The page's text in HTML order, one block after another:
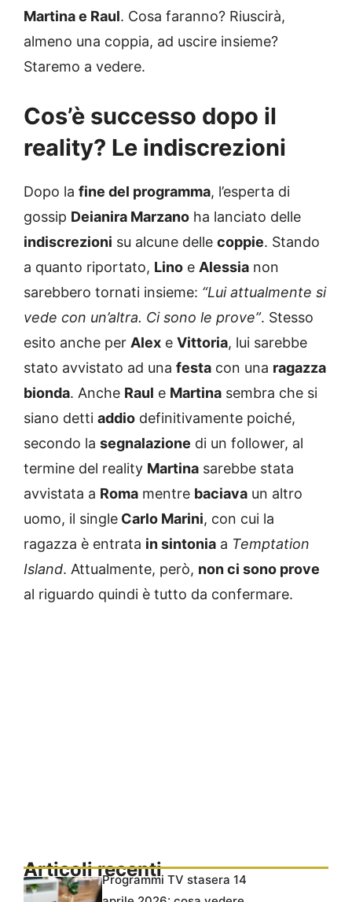
Martina e Raul. Cosa faranno? Riuscirà,
almeno una coppia, ad uscire insieme?
Staremo a vedere.
Cos’è successo dopo il
reality? Le indiscrezioni
Dopo la fine del programma, l’esperta di
gossip Deianira Marzano ha lanciato delle
indiscrezioni su alcune delle coppie. Stando
a quanto riportato, Lino e Alessia non
sarebbero tornati insieme: “Lui attualmente si
vede con un’altra. Ci sono le prove”. Stesso
esito anche per Alex e Vittoria, lui sarebbe
stato avvistato ad una festa con una ragazza
bionda. Anche Raul e Martina sembra che si
siano detti addio definitivamente poiché,
secondo la segnalazione di un follower, al
termine del reality Martina sarebbe stata
avvistata a Roma mentre baciava un altro
uomo, il single Carlo Marini, con cui la
ragazza è entrata in sintonia a Temptation
Island. Attualmente, però, non ci sono prove
al riguardo quindi è tutto da confermare.
Articoli recentiProgrammi TV stasera 14